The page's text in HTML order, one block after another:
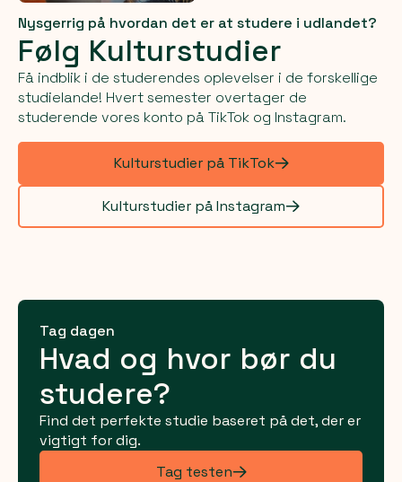
Nysgerrig på hvordan det er at studere i udlandet?
Følg Kulturstudier
Få indblik i de studerendes oplevelser i de forskellige
studielande! Hvert semester overtager de
studerende vores konto på TikTok og Instagram.
Kulturstudier på TikTok
Kulturstudier på Instagram
Tag dagen
Hvad og hvor bør du
studere?
Find det perfekte studie baseret på det, der er
vigtigt for dig.
Tag testen